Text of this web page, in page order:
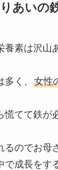
あいの鉄
素は沢山
く、 女性
慌てて鉄が
のでお母
成長をす